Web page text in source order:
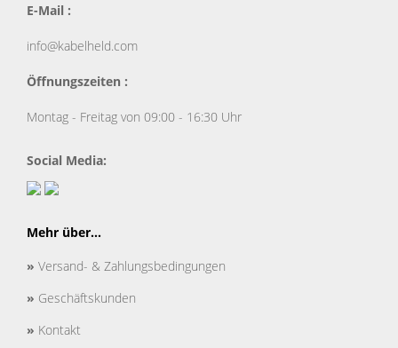
E-Mail :
info@kabelheld.com
Öffnungszeiten :
Montag - Freitag von 09:00 - 16:30 Uhr
Social Media:
Mehr über...
» Versand- & Zahlungsbedingungen
» Geschäftskunden
» Kontakt